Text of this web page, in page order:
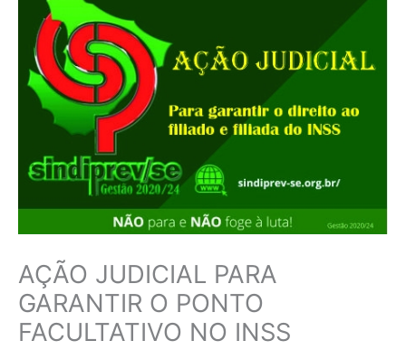
AÇÃO JUDICIAL PARA
GARANTIR O PONTO
FACULTATIVO NO INSS